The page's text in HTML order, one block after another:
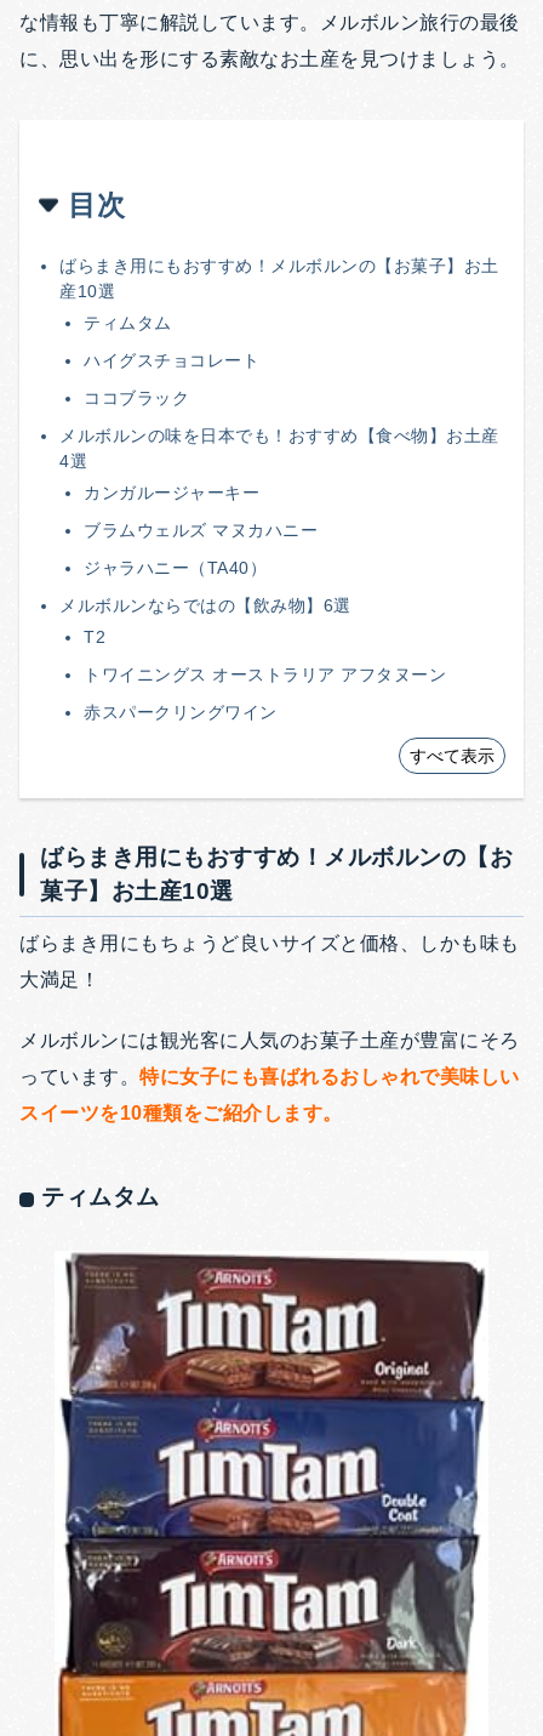
な情報も丁寧に解説しています。メルボルン旅行の最後
に、思い出を形にする素敵なお土産を見つけましょう。
目次
ばらまき用にもおすすめ！メルボルンの【お菓子】お土
産10選
ティムタム
ハイグスチョコレート
ココブラック
メルボルンの味を日本でも！おすすめ【食べ物】お土産
4選
カンガルージャーキー
ブラムウェルズ マヌカハニー
ジャラハニー（TA40）
メルボルンならではの【飲み物】6選
T2
トワイニングス オーストラリア アフタヌーン
赤スパークリングワイン
すべて表示
ばらまき用にもおすすめ！メルボルンの【お
菓子】お土産10選
ばらまき用にもちょうど良いサイズと価格、しかも味も
大満足！
メルボルンには観光客に人気のお菓子土産が豊富にそろ
っています。 特に女子にも喜ばれるおしゃれで美味しい
スイーツを10種類をご紹介します。
ティムタム